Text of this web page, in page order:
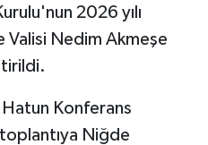
2026 yılı
Valisi Nedim Akmeşe
Konferans
Niğde